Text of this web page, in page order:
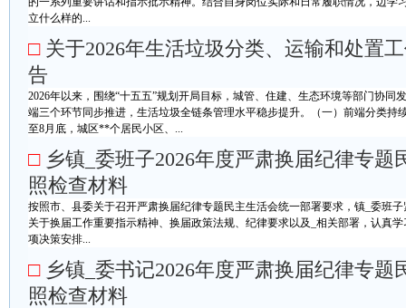
立什么样的...
□ 关于2026年生活垃圾分类、运输和处置
告
2026年以来，围绕“十五五”规划开局目标，城管、住建、生态环境等部门协同
端三个环节同步推进，生活垃圾全链条管理水平稳步提升。（一）前端分类持
至8月底，城区**个居民小区、...
□ 乡镇_委班子2026年度严肃换届纪律专题
照检查材料
按照市、县委关于召开严肃换届纪律专题民主生活会统一部署要求，镇_委班
关于换届工作重要指示精神、换届政策法规、纪律要求以及_相关部署，认真
项决策安排...
□ 乡镇_委书记2026年度严肃换届纪律专题
照检查材料